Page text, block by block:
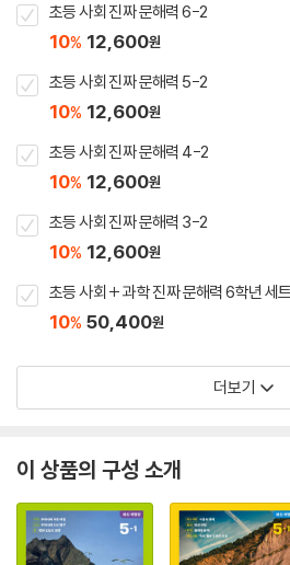
초등 사회 진짜 문해력 6-2
10% 12,600원
초등 사회 진짜 문해력 5-2
10% 12,600원
초등 사회 진짜 문해력 4-2
10% 12,600원
초등 사회 진짜 문해력 3-2
10% 12,600원
초등 사회 + 과학 진짜 문해력 6학년 세트
10% 50,400원
더보기
이 상품의 구성 소개